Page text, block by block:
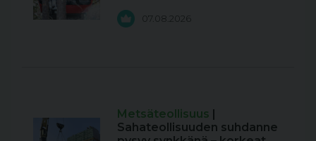
07.08.2026
Metsäteollisuus |
Sahateollisuuden suhdanne